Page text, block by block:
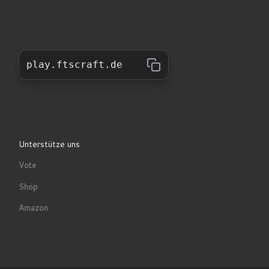
play.ftscraft.de
Unterstütze uns
Vote
Shop
Amazon